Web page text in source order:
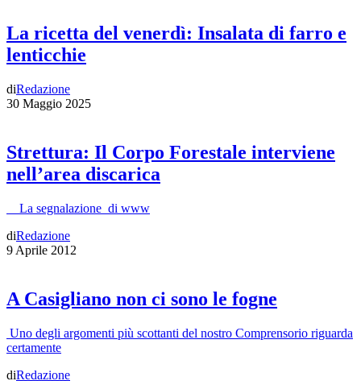
La ricetta del venerdì: Insalata di farro e
lenticchie
diRedazione
30 Maggio 2025
Strettura: Il Corpo Forestale interviene
nell’area discarica
La segnalazione di www
diRedazione
9 Aprile 2012
A Casigliano non ci sono le fogne
Uno degli argomenti più scottanti del nostro Comprensorio riguarda
certamente
diRedazione